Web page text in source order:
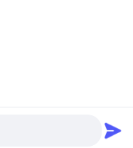
VivaTrade